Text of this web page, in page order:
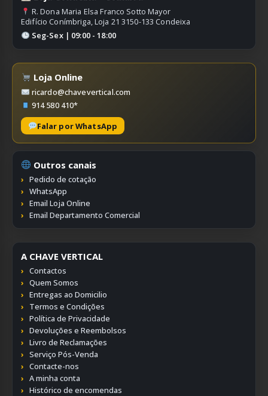
R. Dona Maria Elsa Franco Sotto Mayor
Edifício Conímbriga, Loja 21 3150-133 Condeixa
Seg-Sex | 09:00 - 18:00
Loja Online
ricardo@chavevertical.com
914 580 410*
Falar por WhatsApp
Outros canais
Pedido de cotação
WhatsApp
Email Loja Online
Email Departamento Comercial
A CHAVE VERTICAL
Contactos
Quem Somos
Entregas ao Domicilio
Termos e Condições
Política de Privacidade
Devoluções e Reembolsos
Livro de Reclamações
Serviço Pós-Venda
Contacte-nos
A minha conta
Histórico de encomendas